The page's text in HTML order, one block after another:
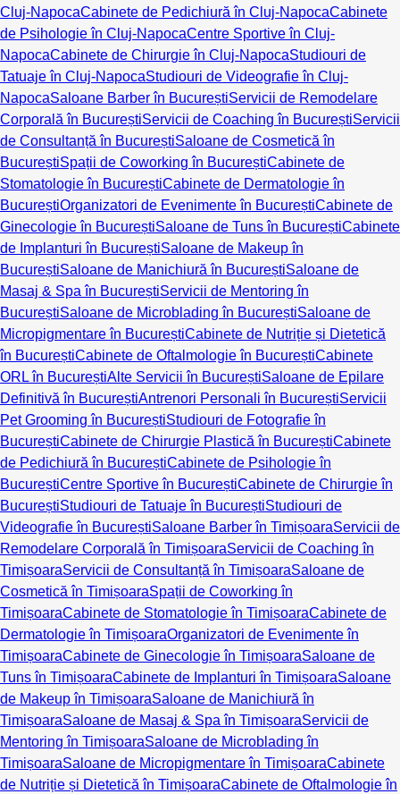
Cluj-NapocaCabinete de Pedichiură în Cluj-NapocaCabinete
de Psihologie în Cluj-NapocaCentre Sportive în Cluj-
NapocaCabinete de Chirurgie în Cluj-NapocaStudiouri de
Tatuaje în Cluj-NapocaStudiouri de Videografie în Cluj-
NapocaSaloane Barber în BucureștiServicii de Remodelare
Corporală în BucureștiServicii de Coaching în BucureștiServicii
de Consultanță în BucureștiSaloane de Cosmetică în
BucureștiSpații de Coworking în BucureștiCabinete de
Stomatologie în BucureștiCabinete de Dermatologie în
BucureștiOrganizatori de Evenimente în BucureștiCabinete de
Ginecologie în BucureștiSaloane de Tuns în BucureștiCabinete
de Implanturi în BucureștiSaloane de Makeup în
BucureștiSaloane de Manichiură în BucureștiSaloane de
Masaj & Spa în BucureștiServicii de Mentoring în
BucureștiSaloane de Microblading în BucureștiSaloane de
Micropigmentare în BucureștiCabinete de Nutriție și Dietetică
în BucureștiCabinete de Oftalmologie în BucureștiCabinete
ORL în BucureștiAlte Servicii în BucureștiSaloane de Epilare
Definitivă în BucureștiAntrenori Personali în BucureștiServicii
Pet Grooming în BucureștiStudiouri de Fotografie în
BucureștiCabinete de Chirurgie Plastică în BucureștiCabinete
de Pedichiură în BucureștiCabinete de Psihologie în
BucureștiCentre Sportive în BucureștiCabinete de Chirurgie în
BucureștiStudiouri de Tatuaje în BucureștiStudiouri de
Videografie în BucureștiSaloane Barber în TimișoaraServicii de
Remodelare Corporală în TimișoaraServicii de Coaching în
TimișoaraServicii de Consultanță în TimișoaraSaloane de
Cosmetică în TimișoaraSpații de Coworking în
TimișoaraCabinete de Stomatologie în TimișoaraCabinete de
Dermatologie în TimișoaraOrganizatori de Evenimente în
TimișoaraCabinete de Ginecologie în TimișoaraSaloane de
Tuns în TimișoaraCabinete de Implanturi în TimișoaraSaloane
de Makeup în TimișoaraSaloane de Manichiură în
TimișoaraSaloane de Masaj & Spa în TimișoaraServicii de
Mentoring în TimișoaraSaloane de Microblading în
TimișoaraSaloane de Micropigmentare în TimișoaraCabinete
de Nutriție și Dietetică în TimișoaraCabinete de Oftalmologie în